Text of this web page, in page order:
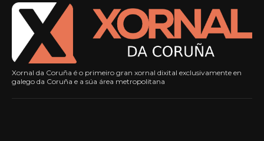
Xornal da Coruña é o primeiro gran xornal dixital exclusivamente en
galego da Coruña e a súa área metropolitana